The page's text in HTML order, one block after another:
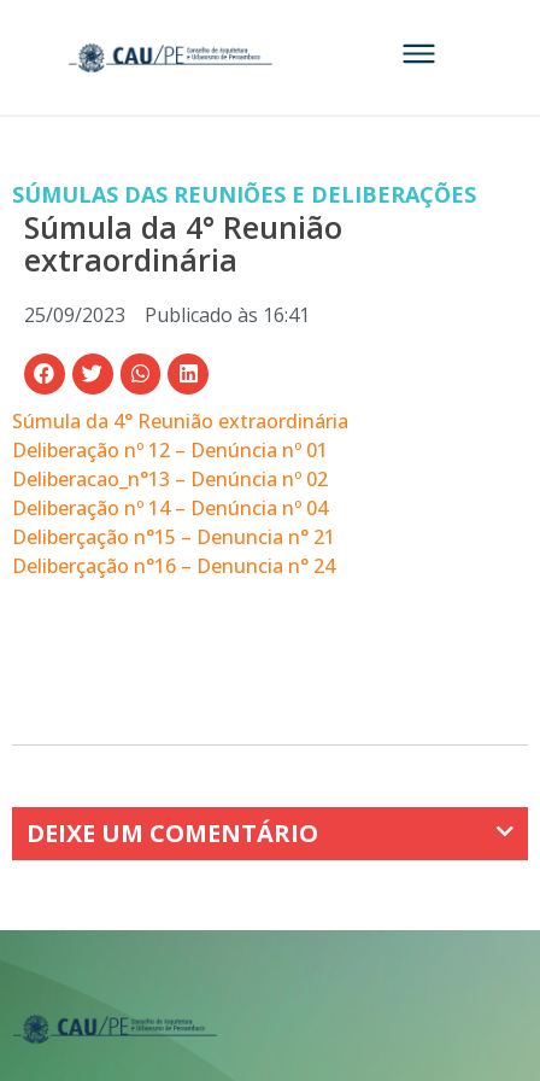
SÚMULAS DAS REUNIÕES E DELIBERAÇÕES
Súmula da 4° Reunião
extraordinária
25/09/2023 Publicado às 16:41
Súmula da 4° Reunião extraordinária
Deliberação nº 12 – Denúncia nº 01
Deliberacao_n°13 – Denúncia nº 02
Deliberação nº 14 – Denúncia nº 04
Deliberçação n°15 – Denuncia n° 21
Deliberçação n°16 – Denuncia n° 24
DEIXE UM COMENTÁRIO